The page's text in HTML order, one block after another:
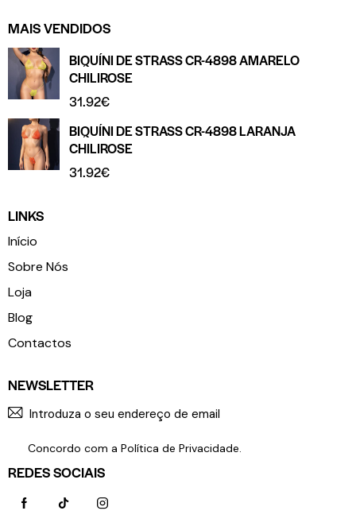
MAIS VENDIDOS
BIQUÍNI DE STRASS CR-4898 AMARELO
CHILIROSE
31.92€
BIQUÍNI DE STRASS CR-4898 LARANJA
CHILIROSE
31.92€
LINKS
Início
Sobre Nós
Loja
Blog
Contactos
NEWSLETTER
Concordo com a Política de Privacidade.
REDES SOCIAIS